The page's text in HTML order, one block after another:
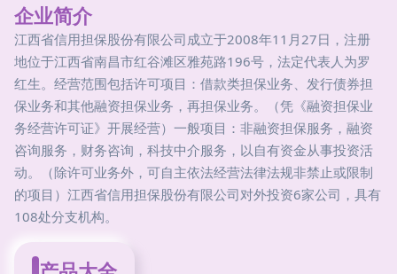
企业简介
江西省信用担保股份有限公司成立于2008年11月27日，注册
地位于江西省南昌市红谷滩区雅苑路196号，法定代表人为罗
红生。经营范围包括许可项目：借款类担保业务、发行债券担
保业务和其他融资担保业务，再担保业务。（凭《融资担保业
务经营许可证》开展经营）一般项目：非融资担保服务，融资
咨询服务，财务咨询，科技中介服务，以自有资金从事投资活
动。（除许可业务外，可自主依法经营法律法规非禁止或限制
的项目）江西省信用担保股份有限公司对外投资6家公司，具有
108处分支机构。